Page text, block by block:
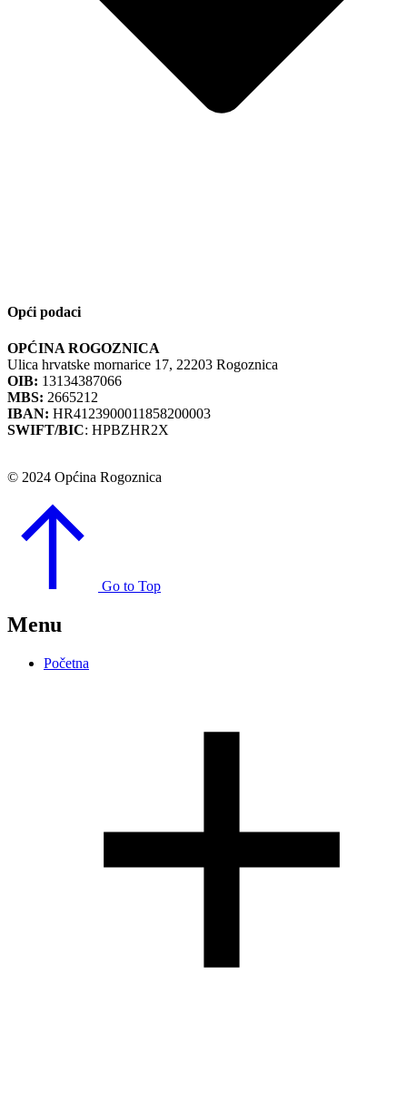
Opći podaci
OPĆINA ROGOZNICA
Ulica hrvatske mornarice 17, 22203 Rogoznica
OIB: 13134387066
MBS: 2665212
IBAN: HR4123900011858200003
SWIFT/BIC: HPBZHR2X
© 2024 Općina Rogoznica
Go to Top
Menu
Početna